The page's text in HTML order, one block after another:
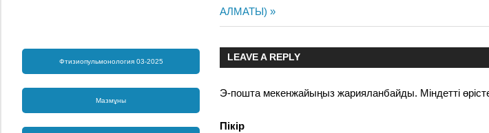
Post:
АЛМАТЫ)
LEAVE A REPLY
Э-пошта мекенжайыңыз жарияланбайды. Міндетті
Пікір
Фтизиопульмонология 03-2025
Мазмұны